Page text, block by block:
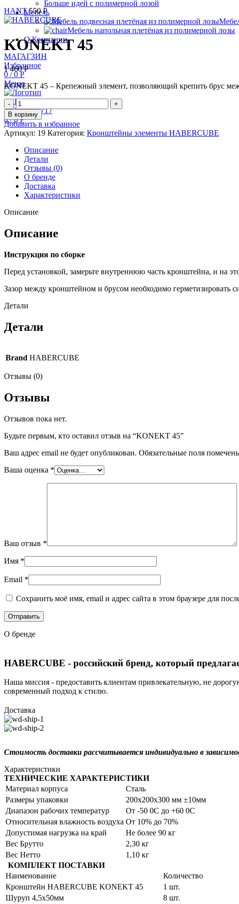
Больше идей с полимерной лозой
Мебель
Мебель напольная плетёная из полимерной лозы
О Компании
МАГАГЗИН
Избранное
0 / 0Р
Меню
+79620002717
0/ 0Р
HANT550Р
KONEKT 45
1 460Р
KONEKT 45 – Крепежный элемент, позволяющий крепить брус
Количество
товара
KONEKT
45
В корзину
Добавить в избранное
Артикул: 19 Категория: Кронштейны элементы HABERCUBE
Описание
Детали
Отзывы (0)
О бренде
Доставка
Характеристики
Описание
Описание
Инструкция по сборке
Перед установкой, замерьте внутреннюю часть кронштейна, и на
Зазор между кронштейном и брусом необходимо герметизировать
Детали
Детали
Brand HABERCUBE
Отзывы (0)
Отзывы
Отзывов пока нет.
Будьте первым, кто оставил отзыв на “KONEKT 45”
Ваш адрес email не будет опубликован. Обязательные поля
Ваша оценка *
Ваш отзыв *
Имя *
Email *
Сохранить моё имя, email и адрес сайта в этом браузере для
О бренде
HABERCUBE - российский бренд, который
Наша миссия - предоставить клиентам привлекательную, не
современный подход к стилю.
Доставка
Стоимость доставки рассчитывается индивидуально в
Характеристики
ТЕХНИЧЕСКИЕ ХАРАКТЕРИСТИКИ
Материал корпуса
Сталь
Размеры упаковки
200х200х300 мм ±10мм
Диапазон рабочих температур
От -50 0С до +60 0С
Относительная влажность воздуха От 10% до 70%
Допустимая нагрузка на край
Не более 90 кг
Вес Брутто
2,30 кг
Вес Нетто
1,10 кг
КОМПЛЕКТ ПОСТАВКИ
Наименование
Количество
Кронштейн HABERCUBE KONEKT 45
1 шт.
Шуруп 4,5х50мм
8 шт.